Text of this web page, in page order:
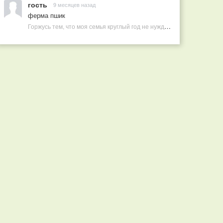
гость 9 месяцев назад
ферма пшик
Горжусь тем, что моя семья круглый год не нуждается в покупных витаминах